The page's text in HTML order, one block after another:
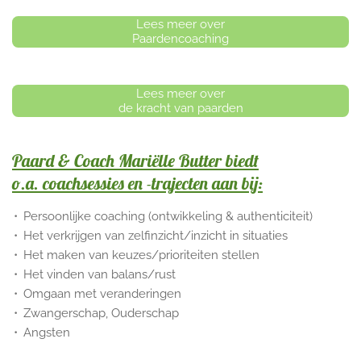
Lees meer over
Paardencoaching
Lees meer over
de kracht van paarden
Paard & Coach Mariëlle Butter biedt
o.a.coachsessies en -trajectenaan bij:
Persoonlijke coaching (ontwikkeling & authenticiteit)
Het verkrijgen van zelfinzicht/inzicht in situaties
Het maken van keuzes/prioriteiten stellen
Het vinden van balans/rust
Omgaan met veranderingen
Zwangerschap, Ouderschap
Angsten